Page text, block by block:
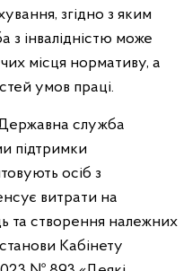
згідно з яким
з інвалідністю може
місця нормативу, а
умов праці.
служба
підтримки
осіб з
витрати на
та створення належних
Кабінету